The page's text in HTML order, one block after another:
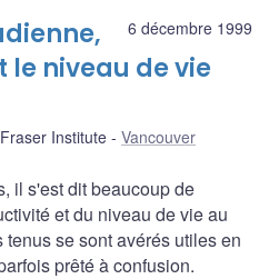
6 décembre 1999
niveau de vie
Fraser Institute
Vancouver
il s'est dit beaucoup de
et du niveau de vie au
se sont avérés utiles en
prêté à confusion.